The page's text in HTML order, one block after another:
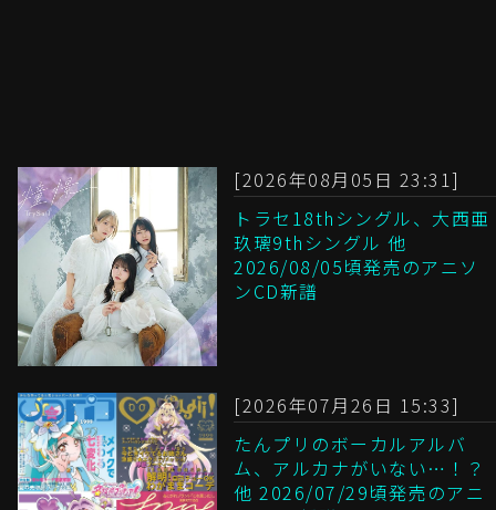
[2026年08月05日 23:31]
トラセ18thシングル、大西亜
玖璃9thシングル 他
2026/08/05頃発売のアニソ
ンCD新譜
[2026年07月26日 15:33]
たんプリのボーカルアルバ
ム、アルカナがいない…！？
他 2026/07/29頃発売のアニ